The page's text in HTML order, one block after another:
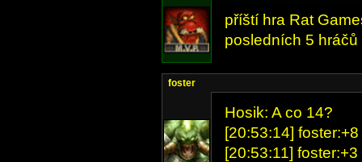
příští hra Rat
posledních 5
foster
Hosik: A co 14?
[20:53:14]
[20:53:11]